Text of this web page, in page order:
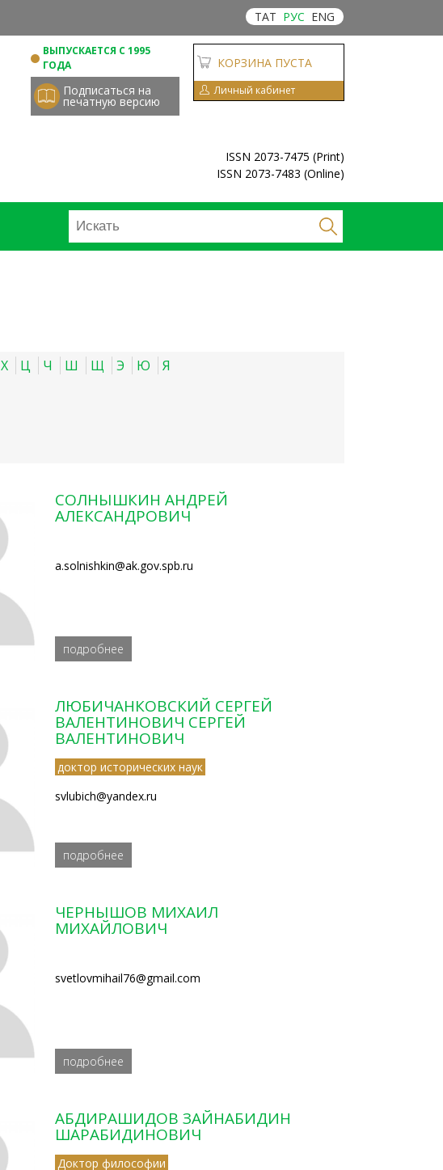
ТАТ РУС ENG
ВЫПУСКАЕТСЯ С 1995
ГОДА
Подписаться на
печатную версию
КОРЗИНА ПУСТА
Личный кабинет
ISSN 2073-7475 (Print)
ISSN 2073-7483 (Online)
Х Ц Ч Ш Щ Э Ю
Я
СОЛНЫШКИН АНДРЕЙ
АЛЕКСАНДРОВИЧ
a.solnishkin@ak.gov.spb.ru
подробнее
ЛЮБИЧАНКОВСКИЙ СЕРГЕЙ
ВАЛЕНТИНОВИЧ СЕРГЕЙ
ВАЛЕНТИНОВИЧ
доктор исторических наук
svlubich@yandex.ru
подробнее
ЧЕРНЫШОВ МИХАИЛ
МИХАЙЛОВИЧ
svetlovmihail76@gmail.com
подробнее
АБДИРАШИДОВ ЗАЙНАБИДИН
ШАРАБИДИНОВИЧ
Доктор философии